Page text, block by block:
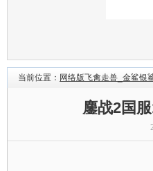
当前位置： 网络版飞禽走兽_金鲨银
鏖战2国